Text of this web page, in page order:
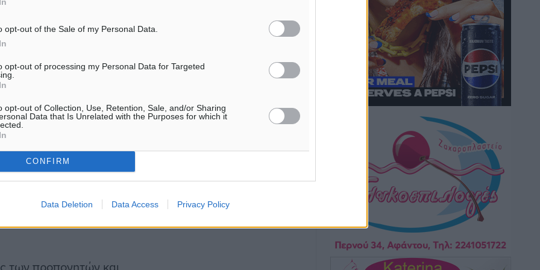
opt-out of the Sale of my Personal Data.
opt-out of processing my Personal Data for Targeted
opt-out of Collection, Use, Retention, Sale, and/or Sharing
Data that Is Unrelated with the Purposes for which it
CONFIRM
Data Deletion Data Access Privacy Policy
ο Ντόρσεϊ ήταν
(31,81%) και Αλβάρο
22,72% (5 ψήφοι).
the Season και ήταν
Ο Φουρνιέ
για τους φόργουορντ
του φίλαθλου
Βεζένκοφ (29,85%)
και των αρχηγών των
του στον Ολυμπιακό
καιρικά φαινόμενα δεν υπάρχουν
περιθώρια εφησυχασμού
• πριν 2 ώρες
Στον Άγιο Νικόλαο Χάλκης ανοίγει
ξανά το ανανεωμένο εκκλησιαστικό
μουσείο από τη Λέσχη Lions Χάλκης
πριν 2 ώρες
Ρόδος: «Βουλιάζει» από τουρίστες –
Πάνω από 1 εκατ. επιβάτες και 55
κρουαζιερόπλοια
Τοπικές Ειδήσεις• πριν 2 ώρες
Γ’ Εθνική Κατηγορία: Οι ημερομηνίες
περιόδου
Αθλητικά• πριν 7 ώρες